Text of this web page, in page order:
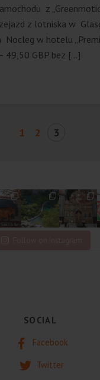
z
z lotniska w
Nocleg w hotelu
49,50 GBP bez […]
1 2 3
SOCIAL
Facebook
Twitter